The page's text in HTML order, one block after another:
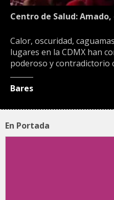
Centro de Salud:
Calor, oscuridad,
lugares en la CDMX han
poderoso y contradictorio
Bares
En Portada